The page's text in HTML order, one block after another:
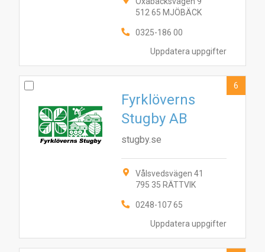
Uppdatera uppgifter
512 65 MJÖBÄCK
0325-186 00
Uppdatera uppgifter
Fyrklöverns
Stugby AB
stugby.se
Vålsvedsvägen 41
795 35 RÄTTVIK
0248-107 65
6